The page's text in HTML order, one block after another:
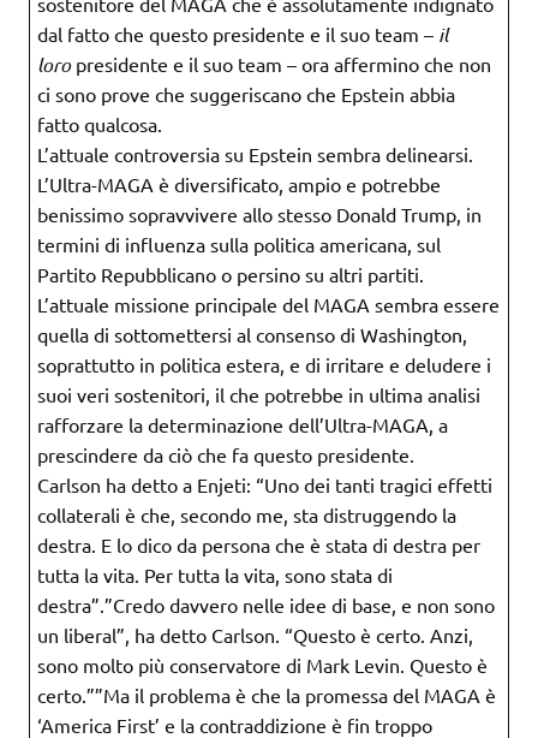
dal fatto che questo presidente e il suo team – il
loropresidente e il suo team – ora affermino che non
ci sono prove che suggeriscano che Epstein abbia
fatto qualcosa.
L’attuale controversia su Epstein sembra delinearsi.
L’Ultra-MAGA è diversificato, ampio e potrebbe
benissimo sopravvivere allo stesso Donald Trump, in
termini di influenza sulla politica americana, sul
Partito Repubblicano o persino su altri partiti.
L’attuale missione principale del MAGA sembra essere
quella di sottomettersi al consenso di Washington,
soprattutto in politica estera, e di irritare e deludere i
suoi veri sostenitori, il che potrebbe in ultima analisi
rafforzare la determinazione dell’Ultra-MAGA, a
prescindere da ciò che fa questo presidente.
Carlson ha detto a Enjeti: “Uno dei tanti tragici effetti
collaterali è che, secondo me, sta distruggendo la
destra. E lo dico da persona che è stata di destra per
tutta la vita. Per tutta la vita, sono stata di
destra”.”Credo davvero nelle idee di base, e non sono
un liberal”, ha detto Carlson. “Questo è certo. Anzi,
sono molto più conservatore di Mark Levin. Questo è
certo.””Ma il problema è che la promessa del MAGA è
‘America First’ e la contraddizione è fin troppo